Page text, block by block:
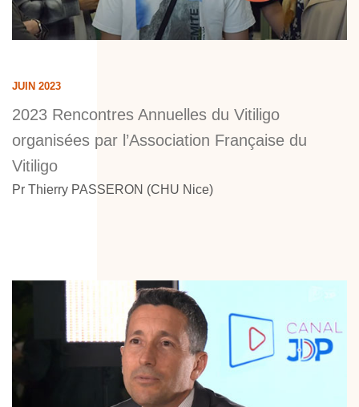
JUIN 2023
2023 Rencontres Annuelles du Vitiligo
organisées par l’Association Française du
Vitiligo
Pr Thierry PASSERON (CHU Nice)